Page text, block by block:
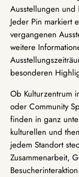
Ausstellungen und
Jeder Pin markiert
vergangenen
weitere
besonderen
Ob Kulturzentrum
oder Community
finden in ganz
kulturellen und
jedem Standort
Zusammenarbeit,